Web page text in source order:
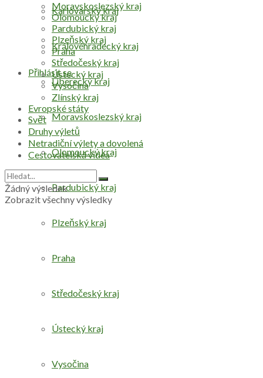
Přihlásit se
Karlovarský kraj
Královéhradecký kraj
Liberecký kraj
Moravskoslezský kraj
Olomoucký kraj
Pardubický kraj
Plzeňský kraj
Praha
Středočeský kraj
Ústecký kraj
Vysočina
Moravskoslezský kraj
Olomoucký kraj
Pardubický kraj
Plzeňský kraj
Praha
Středočeský kraj
Ústecký kraj
Vysočina
Zlínský kraj
Evropské státy
Svět
Druhy výletů
Netradiční výlety a dovolená
Cestovatelská videa
Žádný výsledek
Zobrazit všechny výsledky